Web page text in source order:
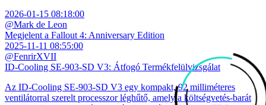
2026-01-15 08:18:00
@Mark de Leon
Megjelent a Fallout 4: Anniversary Edition
2025-11-11 08:55:00
@FenrirXVII
ID-Cooling SE-903-SD V3: Átfogó Termékfelülvizsgálat
Az ID-Cooling SE-903-SD V3 egy kompakt, 92 milliméteres
ventilátorral szerelt processzor léghűtő, amely a költségvetés-barát